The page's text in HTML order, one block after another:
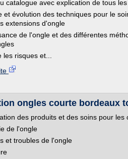
catalogue avec explication de tous
et évolution des techniques pour le
extensions d'ongle
de l'ongle et des différentes
risques et...
ongles courte bordeaux
des produits et des soins pour les
de l'ongle
et troubles de l'ongle